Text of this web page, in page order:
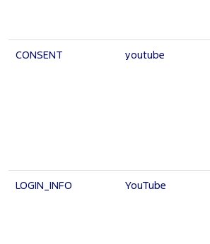
CONSENT youtube
LOGIN_INFO YouTube